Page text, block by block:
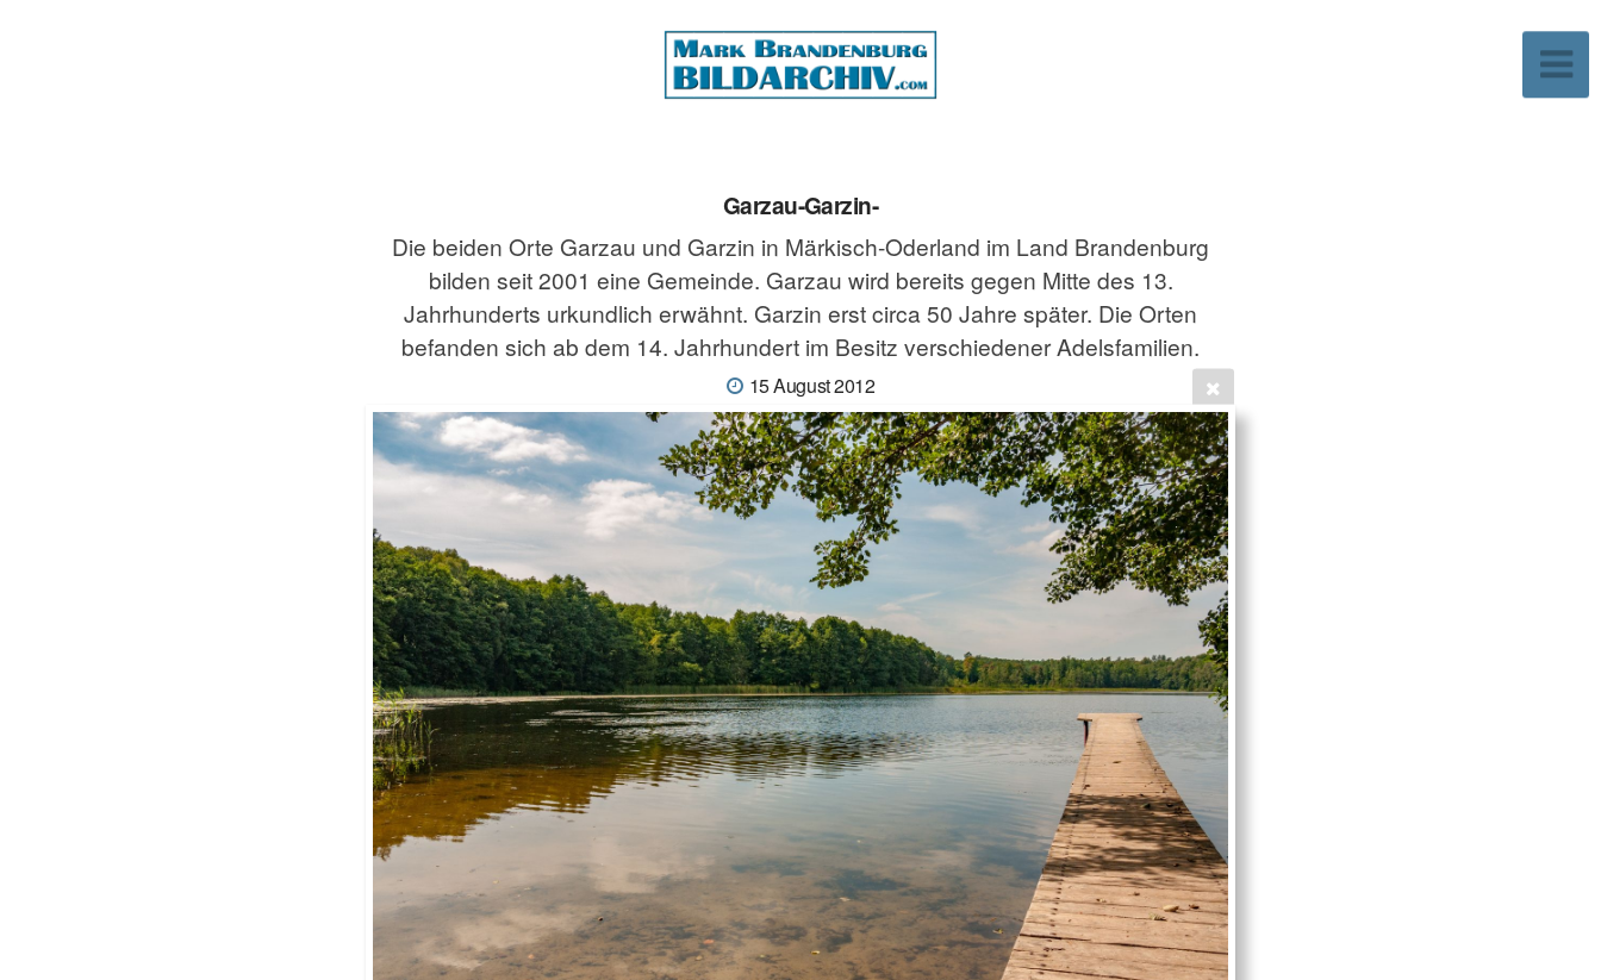
Garzau-Garzin-
Die beiden Orte Garzau und Garzin in Märkisch-Oderland im Land Brandenburg
bilden seit 2001 eine Gemeinde. Garzau wird bereits gegen Mitte des 13.
Jahrhunderts urkundlich erwähnt. Garzin erst circa 50 Jahre später. Die Orten
befanden sich ab dem 14. Jahrhundert im Besitz verschiedener Adelsfamilien.
15 August 2012